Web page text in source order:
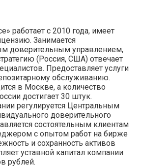
работает с 2010 года, имеет
Занимается
доверительным управлением,
(Россия, США) отвечает
Предоставляет услуги
обслуживанию.
в Москве, а количество
достигает 30 штук.
регулируется Центральным
доверительного
состоятельным клиентам
с опытом работ на бирже
и сохранность активов
уставной капитал компании
рублей.